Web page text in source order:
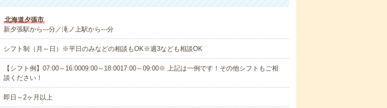
北海道夕張市
新夕張駅から---分／滝ノ上駅から---分
シフト制（月～日）※平日のみなどの相談もOK※週3なども相談OK
【シフト例】07:00～16:0009:00～18:0017:00～09:00※ 上記は一例です！その他シフトもご相
談ください！
即日～2ヶ月以上